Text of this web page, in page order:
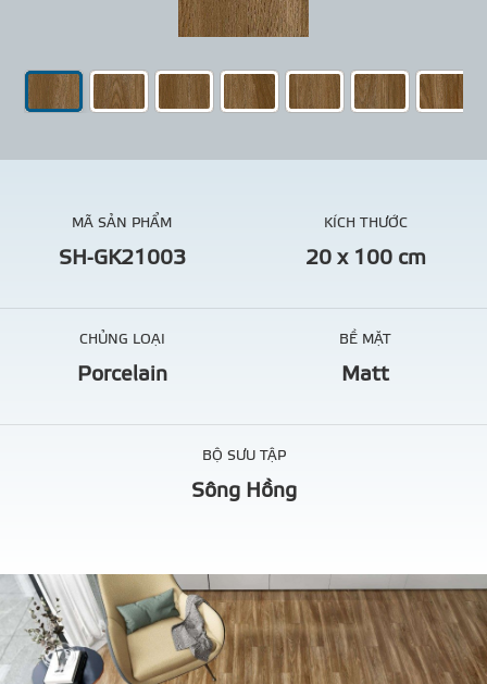
MÃ SẢN PHẨM
SH-GK21003
KÍCH THƯỚC
20 x 100 cm
CHỦNG LOẠI
Porcelain
BỀ MẶT
Matt
BỘ SƯU TẬP
Sông Hồng